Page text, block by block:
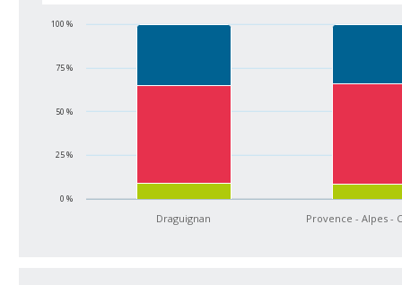
Draguignan Provence - Alpes -
0 %
25 %
50 %
75 %
100 %